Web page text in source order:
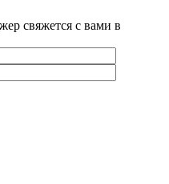
свяжется с вами в